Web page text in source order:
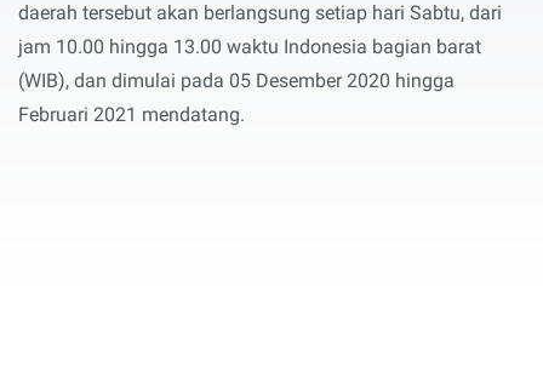
daerah tersebut akan berlangsung setiap hari Sabtu, dari
jam 10.00 hingga 13.00 waktu Indonesia bagian barat
(WIB), dan dimulai pada 05 Desember 2020 hingga
Februari 2021 mendatang.